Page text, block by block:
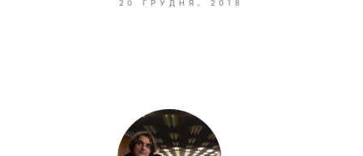
20 ГРУДНЯ, 2018